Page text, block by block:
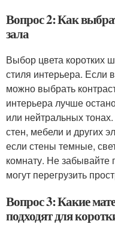
Вопрос 2: Как
зала
Выбор цвета коротких
стиля интерьера. Если
можно выбрать
интерьера лучше
или нейтральных
стен, мебели и других
если стены темные,
комнату. Не забывайте
могут перегрузить
Вопрос 3: Какие
подходят для